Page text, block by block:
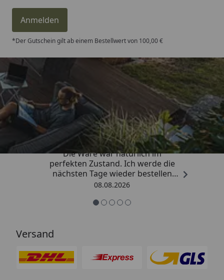
Anmelden
*Der Gutschein gilt ab einem Bestellwert von 100,00 €
Trusted Shops
4,81/ 5
„Hervorragend schnelle Lieferung.
Die Ware war natürlich im
perfekten Zustand. Ich werde die
nächsten Tage wieder bestellen
Grüße an die Belegschaft gute
08.08.2026
Versand